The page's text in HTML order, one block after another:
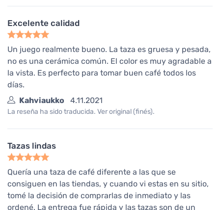
Excelente calidad
Un juego realmente bueno. La taza es gruesa y pesada,
no es una cerámica común. El color es muy agradable a
la vista. Es perfecto para tomar buen café todos los
días.
Kahviaukko
4.11.2021
La reseña ha sido traducida. Ver original (finés).
Tazas lindas
Quería una taza de café diferente a las que se
consiguen en las tiendas, y cuando vi estas en su sitio,
tomé la decisión de comprarlas de inmediato y las
ordené. La entrega fue rápida y las tazas son de un